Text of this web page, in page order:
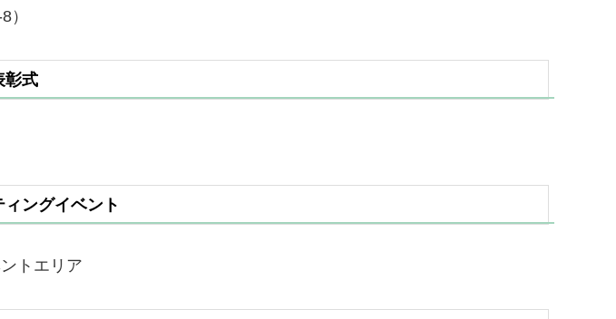
彰式
ングイベント
トエリア